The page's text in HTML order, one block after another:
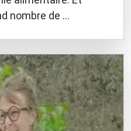
nombre de ...